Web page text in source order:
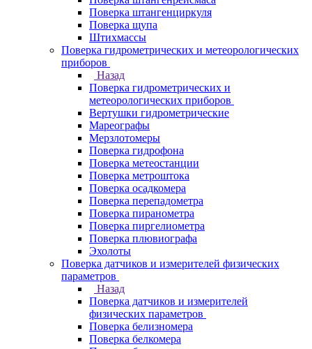
Поверка штангенциркуля
Поверка щупа
Штихмассы
Поверка гидрометрических и метеорологических
приборов
Назад
Поверка гидрометрических и
метеорологических приборов
Вертушки гидрометрические
Мареографы
Мерзлотомеры
Поверка гидрофона
Поверка метеостанции
Поверка метроштока
Поверка осадкомера
Поверка перепадометра
Поверка пиранометра
Поверка пиргелиометра
Поверка плювиографа
Эхолоты
Поверка датчиков и измерителей физических
параметров
Назад
Поверка датчиков и измерителей
физических параметров
Поверка белизномера
Поверка белкомера